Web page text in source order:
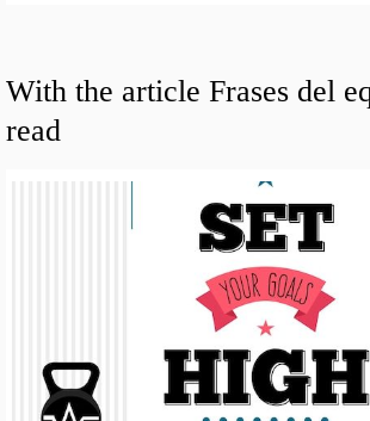
With the article Frases del
read